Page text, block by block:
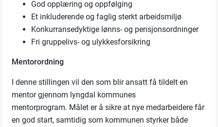
God opplæring og oppfølging
Et inkluderende og faglig sterkt arbeidsmiljø
Konkurransedyktige lønns- og pensjonsordninger
Fri gruppelivs- og ulykkesforsikring
Mentorordning
I denne stillingen vil den som blir ansatt få tildelt en
mentor gjennom lyngdal kommunes
mentorprogram. Målet er å sikre at nye medarbeidere får
en god start, samtidig som kommunen styrker både